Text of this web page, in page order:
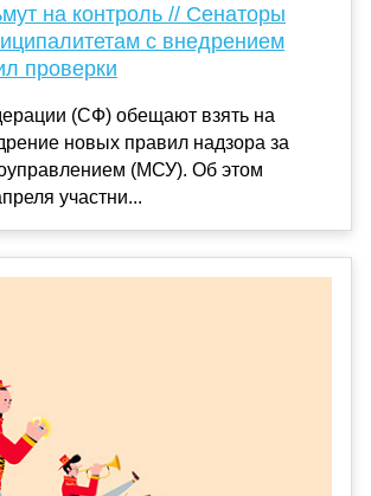
на контроль // Сенаторы
с внедрением
проверки
(СФ) обещают взять на
новых правил надзора за
(МСУ). Об этом
участни...